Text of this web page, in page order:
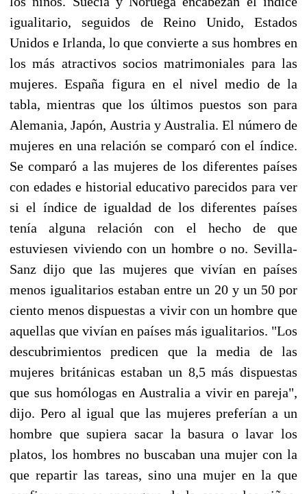
igualitario, seguidos de Reino Unido, Estados
Unidos e Irlanda, lo que convierte a sus hombres en
los más atractivos socios matrimoniales para las
mujeres. España figura en el nivel medio de la
tabla, mientras que los últimos puestos son para
Alemania, Japón, Austria y Australia. El número de
mujeres en una relación se comparó con el índice.
Se comparó a las mujeres de los diferentes países
con edades e historial educativo parecidos para ver
si el índice de igualdad de los diferentes países
tenía alguna relación con el hecho de que
estuviesen viviendo con un hombre o no. Sevilla-
Sanz dijo que las mujeres que vivían en países
menos igualitarios estaban entre un 20 y un 50 por
ciento menos dispuestas a vivir con un hombre que
aquellas que vivían en países más igualitarios. "Los
descubrimientos predicen que la media de las
mujeres británicas estaban un 8,5 más dispuestas
que sus homólogas en Australia a vivir en pareja",
dijo. Pero al igual que las mujeres preferían a un
hombre que supiera sacar la basura o lavar los
platos, los hombres no buscaban una mujer con la
que repartir las tareas, sino una mujer en la que